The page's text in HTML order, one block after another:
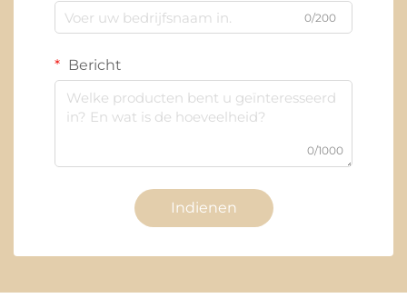
0/200
Bericht
0/1000
Indienen